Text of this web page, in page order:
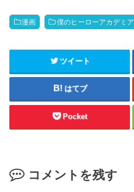
漫画 僕のヒーローアカデミア
ツイート
はてブ
Pocket
コメントを残す